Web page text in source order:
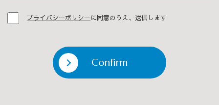
プライバシーポリシーに同意のうえ、送信します
Confirm